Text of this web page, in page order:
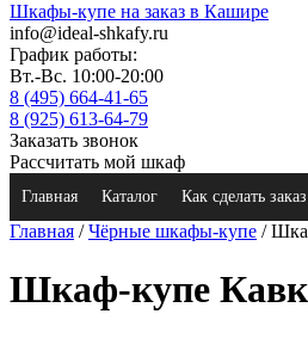
Шкафы-купе на заказ в Кашире
info@ideal-shkafy.ru
График работы:
Вт.-Вс. 10:00-20:00
8 (495) 664-41-65
8 (925) 613-64-79
Заказать звонок
Рассчитать мой шкаф
Главная Каталог Как сделать заказ
Главная /Чёрные шкафы-купе /
Шкаф-купе